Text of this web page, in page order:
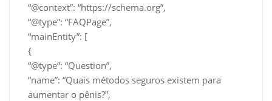
“@context”: “https://schema.org”,
“@type”: “FAQPage”,
“mainEntity”: [
{
“@type”: “Question”,
“name”: “Quais métodos seguros existem para
aumentar o pênis?”,